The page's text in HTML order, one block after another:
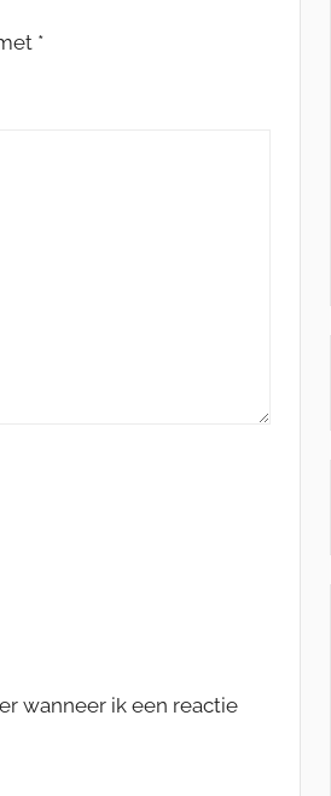
*
wanneer ik een reactie